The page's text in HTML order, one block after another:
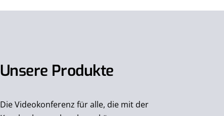
Unsere Produkte
Die Videokonferenz für alle, die mit der